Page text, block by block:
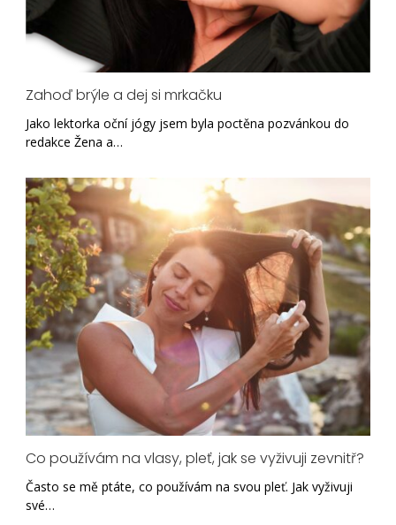
Zahoď brýle a dej si mrkačku
Jako lektorka oční jógy jsem byla poctěna pozvánkou do
redakce Žena a…
Co používám na vlasy, pleť, jak se vyživuji zevnitř?
Často se mě ptáte, co používám na svou pleť. Jak vyživuji
své…